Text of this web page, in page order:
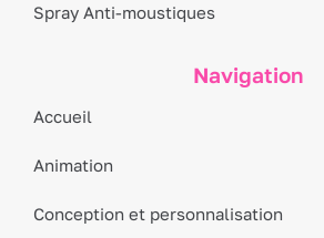
Spray Anti-moustiques
Navigation
Accueil
Animation
Conception et personnalisation